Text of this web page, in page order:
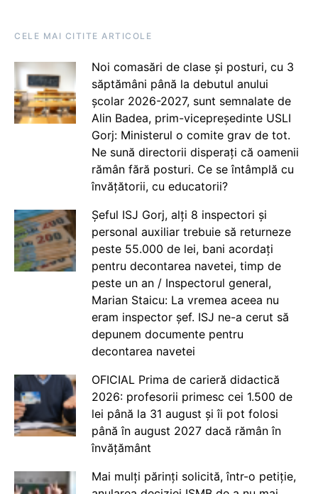
CELE MAI CITITE ARTICOLE
Noi comasări de clase și posturi, cu 3
săptămâni până la debutul anului
școlar 2026-2027, sunt semnalate de
Alin Badea, prim-vicepreședinte USLI
Gorj: Ministerul o comite grav de tot.
Ne sună directorii disperați că oamenii
rămân fără posturi. Ce se întâmplă cu
învățătorii, cu educatorii?
Șeful ISJ Gorj, alți 8 inspectori și
personal auxiliar trebuie să returneze
peste 55.000 de lei, bani acordați
pentru decontarea navetei, timp de
peste un an / Inspectorul general,
Marian Staicu: La vremea aceea nu
eram inspector șef. ISJ ne-a cerut să
depunem documente pentru
decontarea navetei
OFICIAL Prima de carieră didactică
2026: profesorii primesc cei 1.500 de
lei până la 31 august și îi pot folosi
până în august 2027 dacă rămân în
învățământ
Mai mulți părinți solicită, într-o petiție,